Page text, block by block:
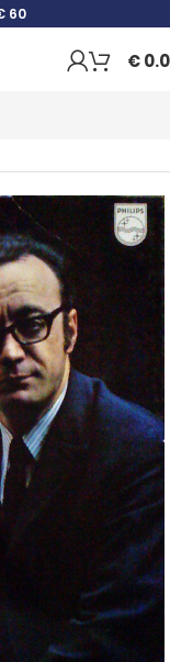
60
€